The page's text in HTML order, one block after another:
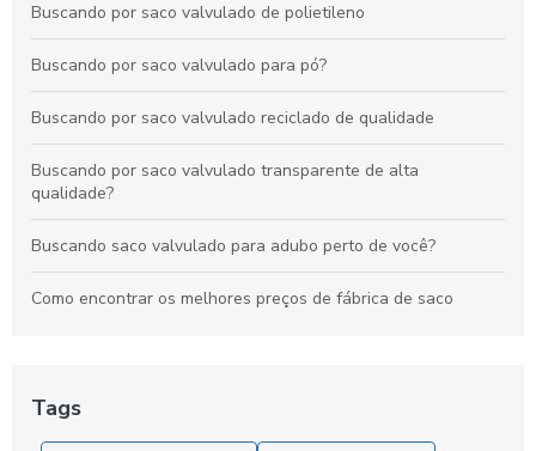
Buscando por saco valvulado de polietileno
Buscando por saco valvulado para pó?
Buscando por saco valvulado reciclado de qualidade
Buscando por saco valvulado transparente de alta
qualidade?
Buscando saco valvulado para adubo perto de você?
Como encontrar os melhores preços de fábrica de saco
Tags